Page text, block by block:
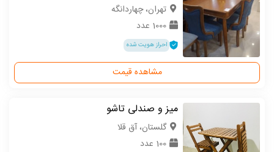
تهران، چهاردانگه
1000 عدد
احراز هویت شده
مشاهده قیمت
میز و صندلی تاشو
گلستان، آق قلا
100 عدد